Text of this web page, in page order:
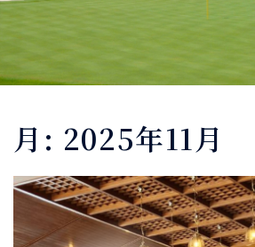
月: 2025年11月